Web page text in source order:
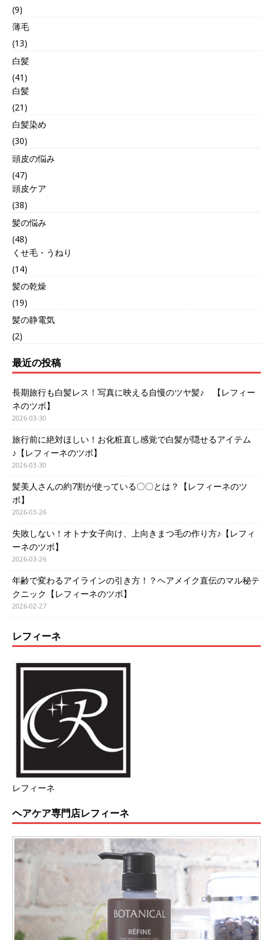
(9)
薄毛
(13)
白髪
(41)
白髪
(21)
白髪染め
(30)
頭皮の悩み
(47)
頭皮ケア
(38)
髪の悩み
(48)
くせ毛・うねり
(14)
髪の乾燥
(19)
髪の静電気
(2)
最近の投稿
長期旅行も白髪レス！写真に映える自慢のツヤ髪♪ 【レフィー
ネのツボ】
2026-03-30
旅行前に絶対ほしい！お化粧直し感覚で白髪が隠せるアイテム
♪【レフィーネのツボ】
2026-03-30
髪美人さんの約7割が使っている〇〇とは？【レフィーネのツ
ボ】
2026-03-26
失敗しない！オトナ女子向け、上向きまつ毛の作り方♪【レフィ
ーネのツボ】
2026-03-26
年齢で変わるアイラインの引き方！？ヘアメイク直伝のマル秘テ
クニック【レフィーネのツボ】
2026-02-27
レフィーネ
レフィーネ
ヘアケア専門店レフィーネ